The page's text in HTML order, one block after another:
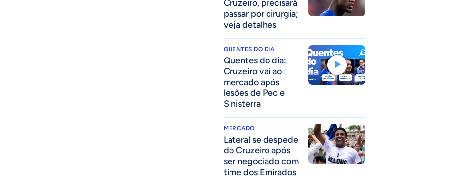
Cruzeiro, precisará
passar por cirurgia;
veja detalhes
QUENTES DO DIA
Quentes do dia:
Cruzeiro vai ao
mercado após
lesões de Pec e
Sinisterra
MERCADO
Lateral se despede
do Cruzeiro após
ser negociado com
time dos Emirados